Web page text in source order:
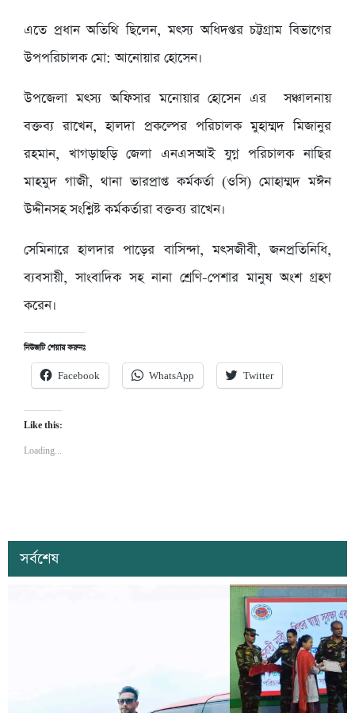
এতে প্রধান অতিথি ছিলেন, মৎস্য অধিদপ্তর চট্টগ্রাম বিভাগের
উপপরিচালক মো: আনোয়ার হোসেন।
উপজেলা মৎস্য অফিসার মনোয়ার হোসেন এর সঞ্চালনায়
বক্তব্য রাখেন, হালদা প্রকল্পের পরিচালক মুহাম্মদ মিজানুর
রহমান, খাগড়াছড়ি জেলা এনএসআই যুগ্ন পরিচালক নাছির
মাহমুদ গাজী, থানা ভারপ্রাপ্ত কর্মকর্তা (ওসি) মোহাম্মদ মঈন
উদ্দীনসহ সংশ্লিষ্ট কর্মকর্তারা বক্তব্য রাখেন।
সেমিনারে হালদার পাড়ের বাসিন্দা, মৎসজীবী, জনপ্রতিনিধি,
ব্যবসায়ী, সাংবাদিক সহ নানা শ্রেণি-পেশার মানুষ অংশ গ্রহণ
করেন।
নিউজটি শেয়ার করুনঃ
Facebook WhatsApp Twitter
Like this:
Loading...
সর্বশেষ